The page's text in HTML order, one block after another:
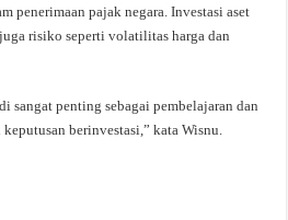
penerimaan pajak negara. Investasi aset
risiko seperti volatilitas harga dan
sangat penting sebagai pembelajaran dan
keputusan berinvestasi,” kata Wisnu.